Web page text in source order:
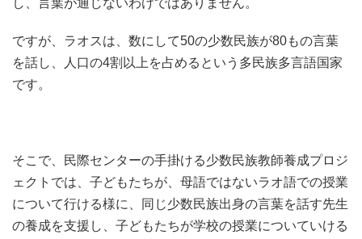
ですが、ラオスは、数にして50の少数民族が80もの言葉
を話し、人口の4割以上を占めるという多民族多言語国家
です。
そこで、民際センターの手掛ける少数民族教師養成プロジ
ェクトでは、子どもたちが、母語ではないラオ語での授業
について行ける様に、同じ少数民族出身の言葉を話す先生
の養成を支援し、子どもたちが学校の授業についていける